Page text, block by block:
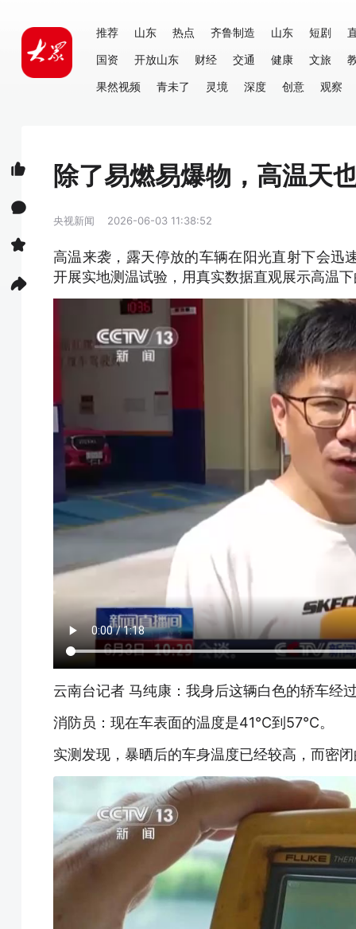
推荐 山东 热点 齐鲁制造 山东 短剧
国资
开放山东 财经 交通 健康 文旅
果然视频
青未了 灵境 深度 创意 观察
除了易燃易爆物，高温天
央视新闻 2026-06-03 11:38:52
高温来袭，露天停放的车辆在阳光直射下会迅
开展实地测温试验，用真实数据直观展示高温
云南台记者 马纯康：我身后这辆白色的轿车经
消防员：现在车表面的温度是41℃到57℃。
实测发现，暴晒后的车身温度已经较高，而密